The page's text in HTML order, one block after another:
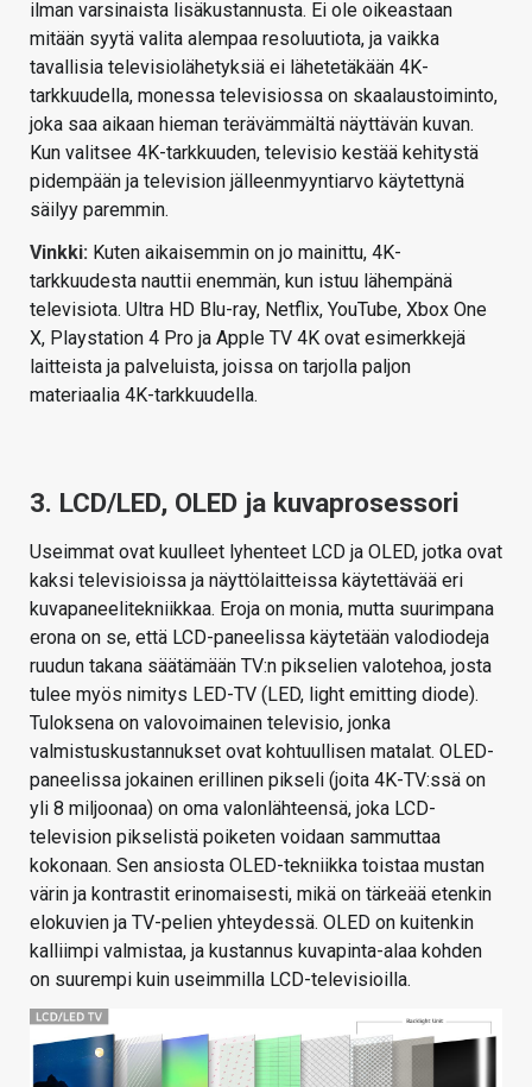
ilman varsinaista lisäkustannusta. Ei ole oikeastaan
mitään syytä valita alempaa resoluutiota, ja vaikka
tavallisia televisiolähetyksiä ei lähetetäkään 4K-
tarkkuudella, monessa televisiossa on skaalaustoiminto,
joka saa aikaan hieman terävämmältä näyttävän kuvan.
Kun valitsee 4K-tarkkuuden, televisio kestää kehitystä
pidempään ja television jälleenmyyntiarvo käytettynä
säilyy paremmin.
Vinkki: Kuten aikaisemmin on jo mainittu, 4K-
tarkkuudesta nauttii enemmän, kun istuu lähempänä
televisiota. Ultra HD Blu-ray, Netflix, YouTube, Xbox One
X, Playstation 4 Pro ja Apple TV 4K ovat esimerkkejä
laitteista ja palveluista, joissa on tarjolla paljon
materiaalia 4K-tarkkuudella.
3. LCD/LED, OLED ja kuvaprosessori
Useimmat ovat kuulleet lyhenteet LCD ja OLED, jotka ovat
kaksi televisioissa ja näyttölaitteissa käytettävää eri
kuvapaneelitekniikkaa. Eroja on monia, mutta suurimpana
erona on se, että LCD-paneelissa käytetään valodiodeja
ruudun takana säätämään TV:n pikselien valotehoa, josta
tulee myös nimitys LED-TV (LED, light emitting diode).
Tuloksena on valovoimainen televisio, jonka
valmistuskustannukset ovat kohtuullisen matalat. OLED-
paneelissa jokainen erillinen pikseli (joita 4K-TV:ssä on
yli 8 miljoonaa) on oma valonlähteensä, joka LCD-
television pikselistä poiketen voidaan sammuttaa
kokonaan. Sen ansiosta OLED-tekniikka toistaa mustan
värin ja kontrastit erinomaisesti, mikä on tärkeää etenkin
elokuvien ja TV-pelien yhteydessä. OLED on kuitenkin
kalliimpi valmistaa, ja kustannus kuvapinta-alaa kohden
on suurempi kuin useimmilla LCD-televisioilla.